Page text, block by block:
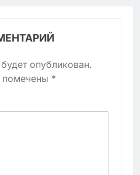
опубликован.
помечены *